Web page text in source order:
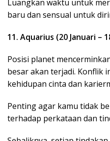
Luangkan waktu untuk
baru dan sensual untuk
11. Aquarius (20 Januari –
Posisi planet
besar akan terjadi. Konflik
kehidupan cinta dan
Penting agar kamu tidak
terhadap perkataan dan